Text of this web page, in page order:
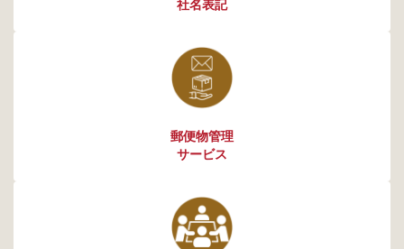
社名表記
郵便物管理
サービス